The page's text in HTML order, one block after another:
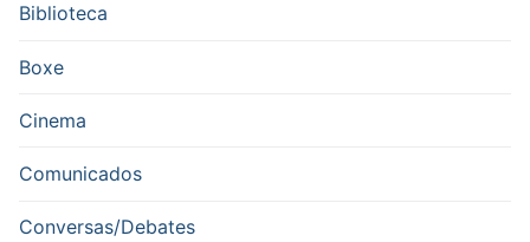
Biblioteca
Boxe
Cinema
Comunicados
Conversas/Debates